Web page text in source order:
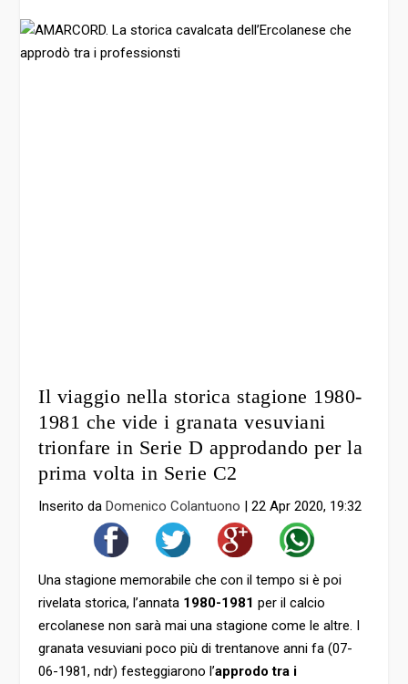
Il viaggio nella storica stagione 1980-
1981 che vide i granata vesuviani
trionfare in Serie D approdando per la
prima volta in Serie C2
Inserito daDomenico Colantuono |22 Apr 2020, 19:32
Una stagione memorabile che con il tempo si è poi
rivelata storica, l’annata 1980-1981 per il calcio
ercolanese non sarà mai una stagione come le altre. I
granata vesuviani poco più di trentanove anni fa (07-
06-1981, ndr) festeggiarono l’approdo tra i